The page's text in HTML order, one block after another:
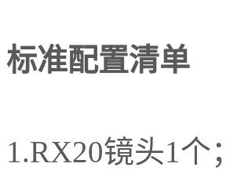
标准配置清单
1.RX20镜头1个；